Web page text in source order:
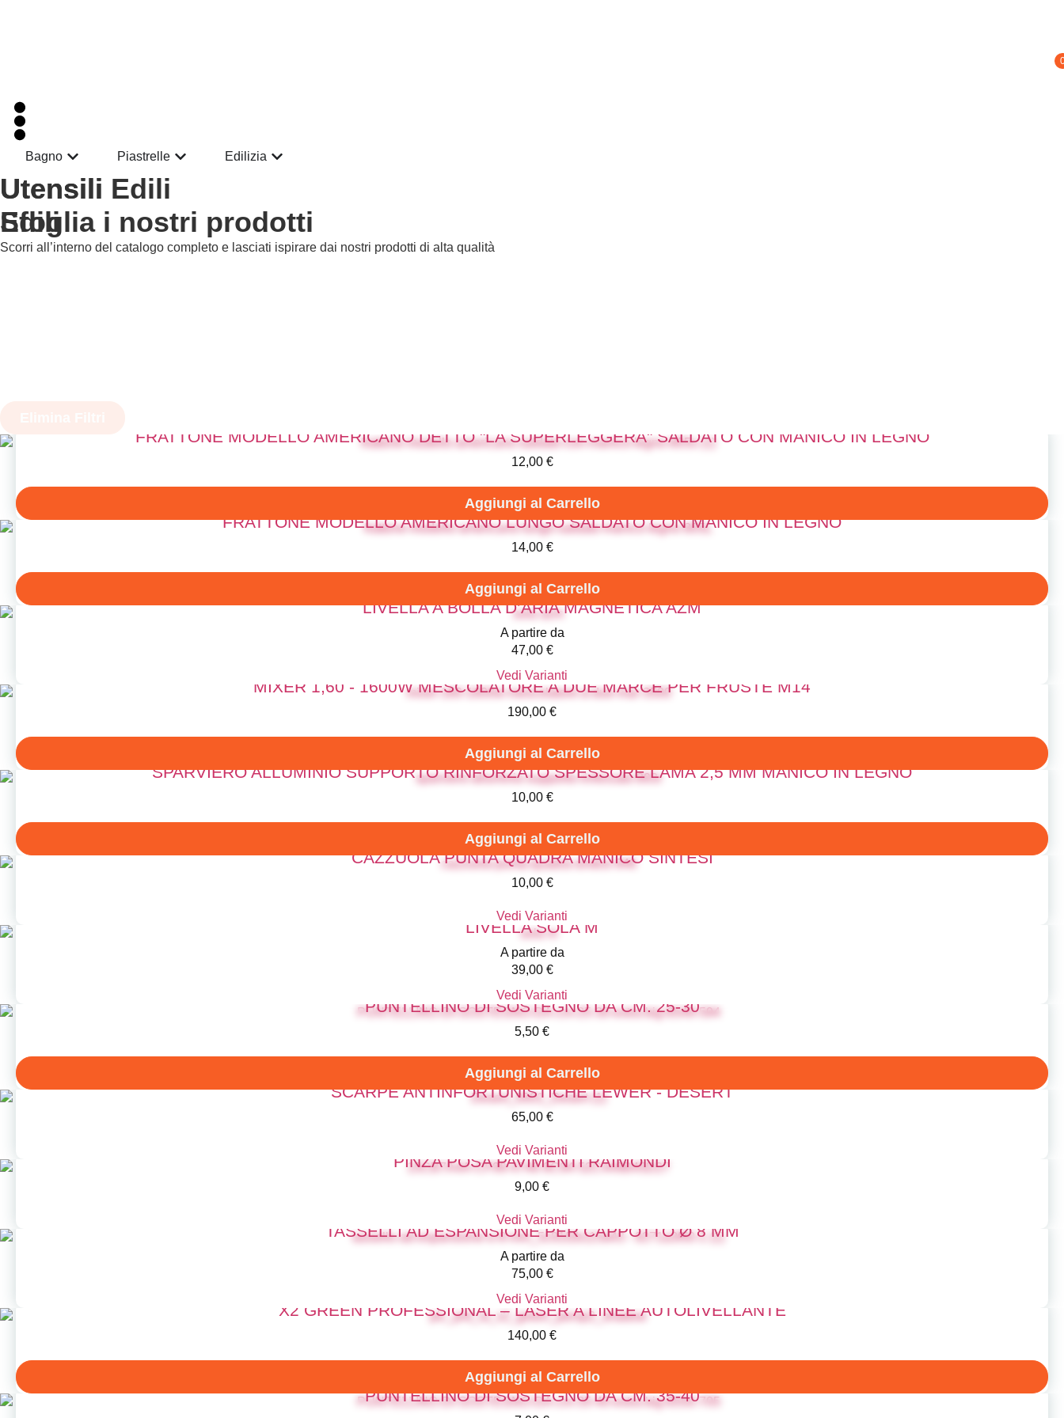
Bagno Piastrelle Edilizia
Utensili
Edili
Utensili Edili
Sfoglia i nostri prodotti
Scorri all’interno del catalogo completo e lasciati ispirare dai nostri prodotti di alta qualità
FRATTONE MODELLO AMERICANO DETTO "LA SUPERLEGGERA" SALDATO CON MANICO IN LEGNO
12,00 €
Aggiungi al Carrello
FRATTONE MODELLO AMERICANO LUNGO SALDATO CON MANICO IN LEGNO
14,00 €
Aggiungi al Carrello
LIVELLA A BOLLA D’ARIA MAGNETICA AZM
A partire da
47,00 €
Vedi Varianti
MIXER 1,60 - 1600W MESCOLATORE A DUE MARCE PER FRUSTE M14
190,00 €
Aggiungi al Carrello
SPARVIERO ALLUMINIO SUPPORTO RINFORZATO SPESSORE LAMA 2,5 MM MANICO IN LEGNO
10,00 €
Aggiungi al Carrello
CAZZUOLA PUNTA QUADRA MANICO SINTESI
10,00 €
Vedi Varianti
LIVELLA SOLA M
A partire da
39,00 €
Vedi Varianti
PUNTELLINO DI SOSTEGNO DA CM. 25-30
5,50 €
Aggiungi al Carrello
SCARPE ANTINFORTUNISTICHE LEWER - DESERT
65,00 €
Vedi Varianti
PINZA POSA PAVIMENTI RAIMONDI
9,00 €
Vedi Varianti
TASSELLI AD ESPANSIONE PER CAPPOTTO Ø 8 MM
A partire da
75,00 €
Vedi Varianti
X2 GREEN PROFESSIONAL – LASER A LINEE AUTOLIVELLANTE
140,00 €
Aggiungi al Carrello
PUNTELLINO DI SOSTEGNO DA CM. 35-40